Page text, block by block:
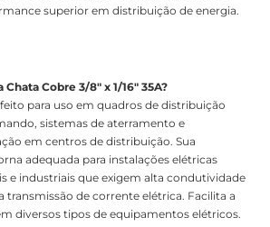
superior em distribuição de energia.
Chata Cobre 3/8" x 1/16" 35A?
para uso em quadros de distribuição
sistemas de aterramento e
em centros de distribuição. Sua
adequada para instalações elétricas
e industriais que exigem alta condutividade
transmissão de corrente elétrica. Facilita a
diversos tipos de equipamentos elétricos.